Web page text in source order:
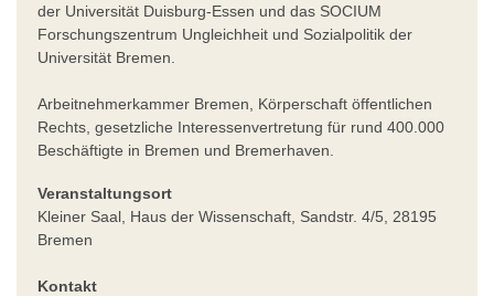
der Universität Duisburg-Essen und das SOCIUM
Forschungszentrum Ungleichheit und Sozialpolitik der
Universität Bremen.
Arbeitnehmerkammer Bremen, Körperschaft öffentlichen
Rechts, gesetzliche Interessenvertretung für rund 400.000
Beschäftigte in Bremen und Bremerhaven.
Veranstaltungsort
Kleiner Saal, Haus der Wissenschaft, Sandstr. 4/5, 28195
Bremen
Kontakt